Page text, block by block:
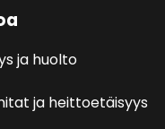
ja huolto
ja heittoetäisyys